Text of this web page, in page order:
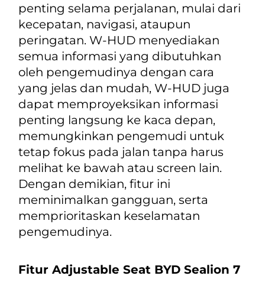
penting selama perjalanan, mulai dari
kecepatan, navigasi, ataupun
peringatan. W-HUD menyediakan
semua informasi yang dibutuhkan
oleh pengemudinya dengan cara
yang jelas dan mudah, W-HUD juga
dapat memproyeksikan informasi
penting langsung ke kaca depan,
memungkinkan pengemudi untuk
tetap fokus pada jalan tanpa harus
melihat ke bawah atau screen lain.
Dengan demikian, fitur ini
meminimalkan gangguan, serta
memprioritaskan keselamatan
pengemudinya.
Fitur Adjustable Seat BYD Sealion 7